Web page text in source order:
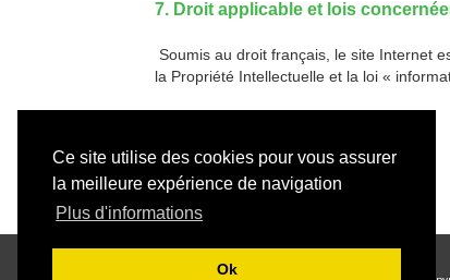
Ce site utilise des cookies pour vous assurer
la meilleure expérience de navigation
Plus d'informations
Ok
7. Droit applicable et lois
Soumis au droit français, le site Internet
la Propriété Intellectuelle et la loi «